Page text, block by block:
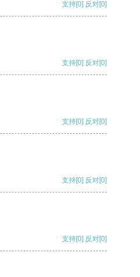
支持[0] 反对[0]
支持[0] 反对[0]
支持[0] 反对[0]
支持[0] 反对[0]
支持[0] 反对[0]